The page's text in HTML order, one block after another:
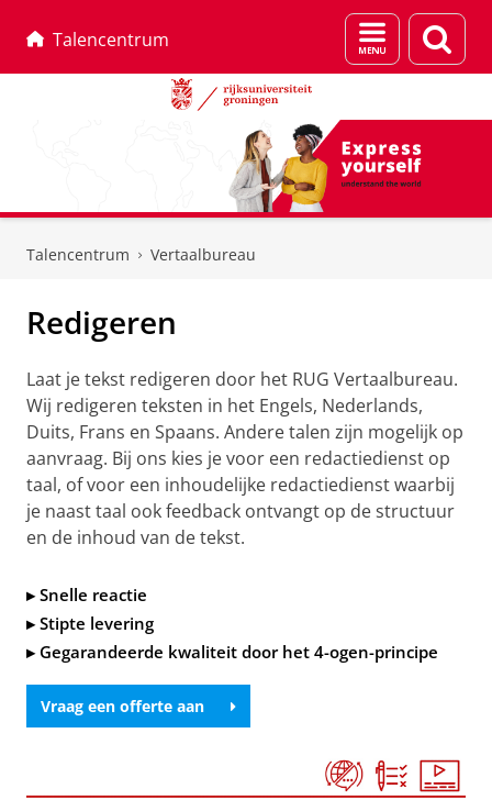
Talencentrum
Menu
en
Talencentrum Vertaalbureau
Redigeren
Laat je tekst redigeren door het RUG Vertaalbureau.
Wij redigeren teksten in het Engels, Nederlands,
Duits, Frans en Spaans. Andere talen zijn mogelijk op
aanvraag. Bij ons kies je voor een redactiedienst op
taal, of voor een inhoudelijke redactiedienst waarbij
je naast taal ook feedback ontvangt op de structuur
en de inhoud van de tekst.
▸ Snelle reactie
▸ Stipte levering
▸ Gegarandeerde kwaliteit door het 4-ogen-principe
Vraag een offerte aan